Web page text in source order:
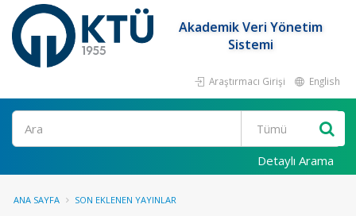
Akademik Veri Yönetim
Sistemi
Araştırmacı Girişi English
Ara
Detaylı Arama
ANA SAYFA SON EKLENEN YAYINLAR